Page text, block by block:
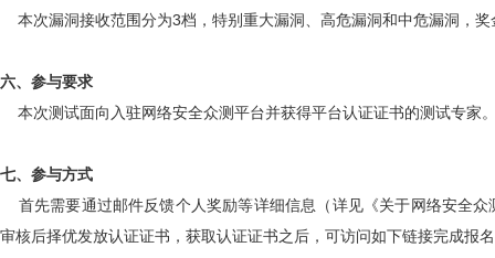
本次漏洞接收范围分为3档，特别重大漏洞、高危漏洞和中危漏洞，
六、参与要求
本次测试面向入驻网络安全众测平台并获得平台认证证书的测试专家
七、参与方式
首先需要通过邮件反馈个人奖励等详细信息（详见《关于网络安全
审核后择优发放认证证书，获取认证证书之后，可访问如下链接完成报